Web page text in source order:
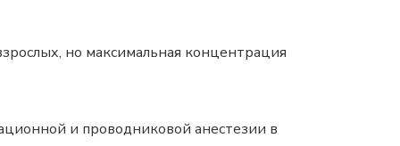
но максимальная концентрация
и проводниковой анестезии в